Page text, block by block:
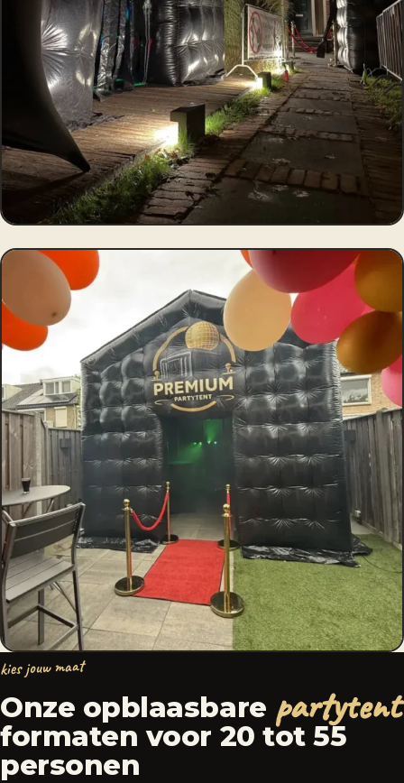
kies jouw maat
Onze opblaasbare partytent
formaten voor 20 tot 55
personen